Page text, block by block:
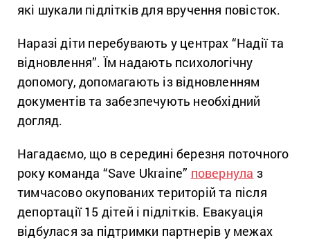
які шукали підлітків для вручення повісток.
Наразі діти перебувають у центрах “Надії та
відновлення”. Їм надають психологічну
допомогу, допомагають із відновленням
документів та забезпечують необхідний
догляд.
Нагадаємо, що в середині березня поточного
року команда “Save Ukraine” повернула з
тимчасово окупованих територій та після
депортації 15 дітей і підлітків. Евакуація
відбулася за підтримки партнерів у межах